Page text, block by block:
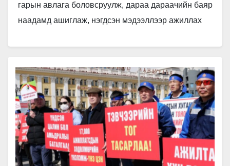
гарын авлага боловсруулж, дараа дараачийн баяр
наадамд ашиглаж, нэгдсэн мэдээллээр ажиллах